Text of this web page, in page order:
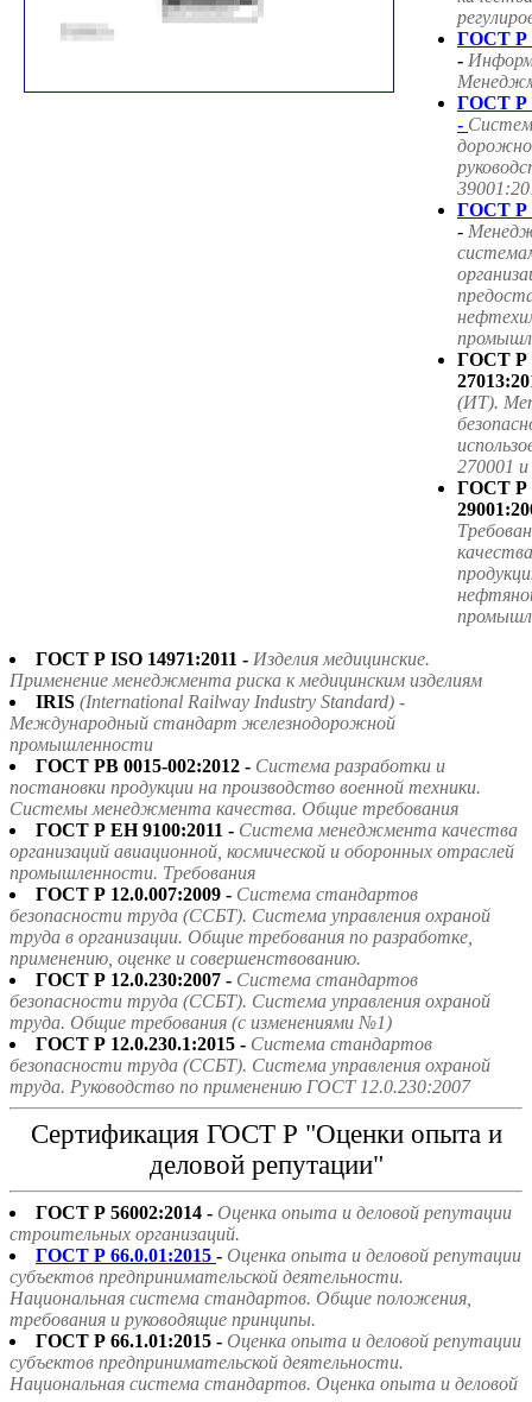
ГОСТ Р
-
ГОСТ Р
-
ГОСТ Р
-
ГОСТ
(ИТ).
270001
ГОСТ
ГОСТ Р ISO 14971:2011 - Изделия медицинские.
Применение менеджмента риска к медицинским изделиям
IRIS (International Railway Industry Standard) -
Международный стандарт железнодорожной
промышленности
ГОСТ РВ 0015-002:2012 - Система разработки и
постановки продукции на производство военной техники.
Системы менеджмента качества. Общие требования
ГОСТ Р ЕН 9100:2011 - Система менеджмента качества
организаций авиационной, космической и оборонных отраслей
промышленности. Требования
ГОСТ Р 12.0.007:2009 - Система стандартов
безопасности труда (ССБТ). Система управления охраной
труда в организации. Общие требования по разработке,
применению, оценке и совершенствованию.
ГОСТ Р 12.0.230:2007 - Система стандартов
безопасности труда (ССБТ). Система управления охраной
труда. Общие требования (с изменениями №1)
ГОСТ Р 12.0.230.1:2015 - Система стандартов
безопасности труда (ССБТ). Система управления охраной
труда. Руководство по применению ГОСТ 12.0.230:2007
Сертификация ГОСТ Р "Оценки опыта и
деловой репутации"
ГОСТ Р 56002:2014 - Оценка опыта и деловой репутации
строительных организаций.
ГОСТ Р 66.0.01:2015 - Оценка опыта и деловой репутации
субъектов предпринимательской деятельности.
Национальная система стандартов. Общие положения,
требования и руководящие принципы.
ГОСТ Р 66.1.01:2015 - Оценка опыта и деловой репутации
субъектов предпринимательской деятельности.
Национальная система стандартов. Оценка опыта и деловой